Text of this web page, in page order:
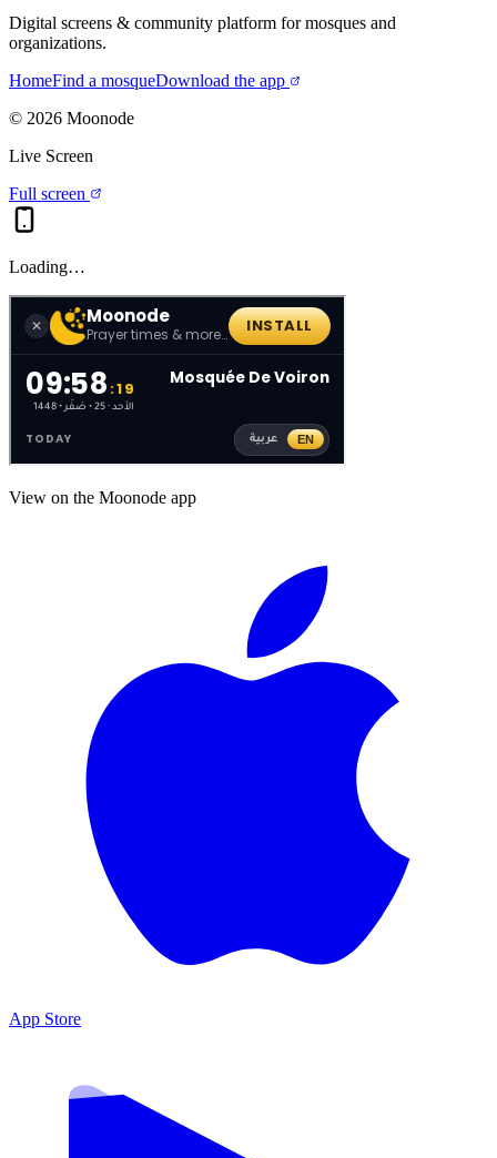
Digital screens & community platform for mosques and
organizations.
HomeFind a mosqueDownload the app
© 2026 Moonode
Live Screen
Full screen
Loading…
View on the Moonode app
App Store